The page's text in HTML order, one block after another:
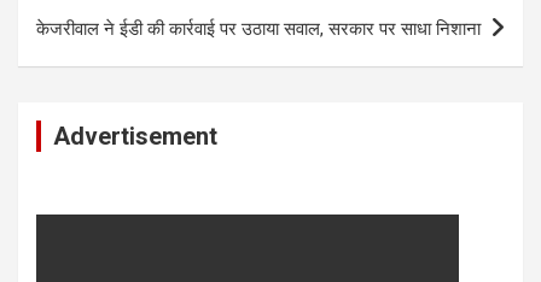
केजरीवाल ने ईडी की कार्रवाई पर उठाया सवाल, सरकार पर साधा निशाना
Advertisement